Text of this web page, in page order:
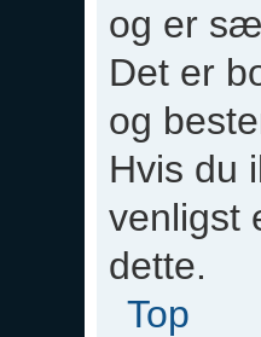
og er
Det er
og
Hvis du
venligst
dette.
Top